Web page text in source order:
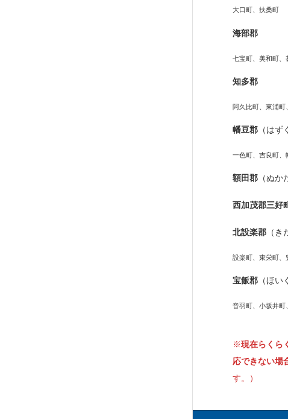
大口町、扶桑町
海部郡
七宝町、美和町、
知多郡
阿久比町、東浦町
幡豆郡 （はず
一色町、吉良町、
額田郡 （ぬか
西加茂郡三好
北設楽郡 （き
設楽町、東栄町、
宝飯郡 （ほい
音羽町、小坂井町
※現在らくら
応できない場
す。）